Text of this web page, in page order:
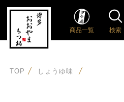
商品一覧 検索
TOP しょうゆ味